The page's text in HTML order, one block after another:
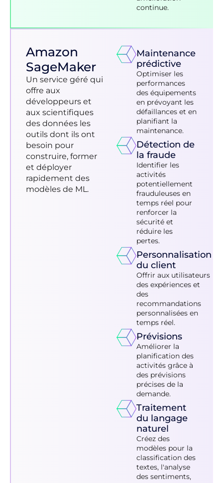
continue.
Amazon
SageMaker
Un service géré qui
offre aux
développeurs et
aux scientifiques
des données les
outils dont ils ont
besoin pour
construire, former
et déployer
rapidement des
modèles de ML.
Maintenance
prédictive
Optimiser les
performances
des équipements
en prévoyant les
défaillances et en
planifiant la
maintenance.
Détection de
la fraude
Identifier les
activités
potentiellement
frauduleuses en
temps réel pour
renforcer la
sécurité et
réduire les
pertes.
Personnalisation
du client
Offrir aux utilisateurs
des expériences et
des
recommandations
personnalisées en
temps réel.
Prévisions
Améliorer la
planification des
activités grâce à
des prévisions
précises de la
demande.
Traitement
du langage
naturel
Créez des
modèles pour la
classification des
textes, l'analyse
des sentiments,